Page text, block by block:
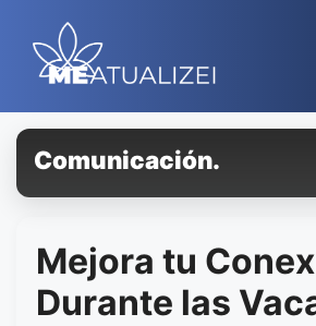
contenido
Comunicación.
Mejora tu
Durante las